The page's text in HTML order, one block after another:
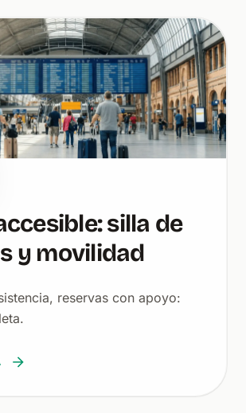
silla de
y movilidad
reservas con apoyo: